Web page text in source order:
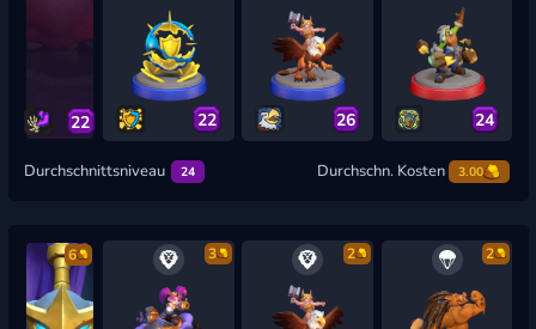
22 22 26 24
Durchschnittsniveau 24 Durchschn. Kosten 3.00
6 3 2 2